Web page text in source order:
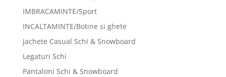
IMBRACAMINTE/Sport
INCALTAMINTE/Botine si ghete
Jachete Casual Schi & Snowboard
Legaturi Schi
Pantaloni Schi & Snowboard